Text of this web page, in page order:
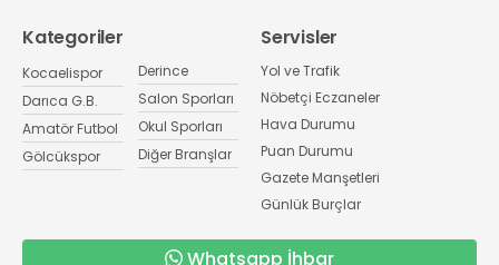
Kategoriler
Kocaelispor
Darıca G.B.
Amatör Futbol
Gölcükspor
Derince
Salon Sporları
Okul Sporları
Diğer Branşlar
Servisler
Yol ve Trafik
Nöbetçi Eczaneler
Hava Durumu
Puan Durumu
Gazete Manşetleri
Günlük Burçlar
Whatsapp İhbar